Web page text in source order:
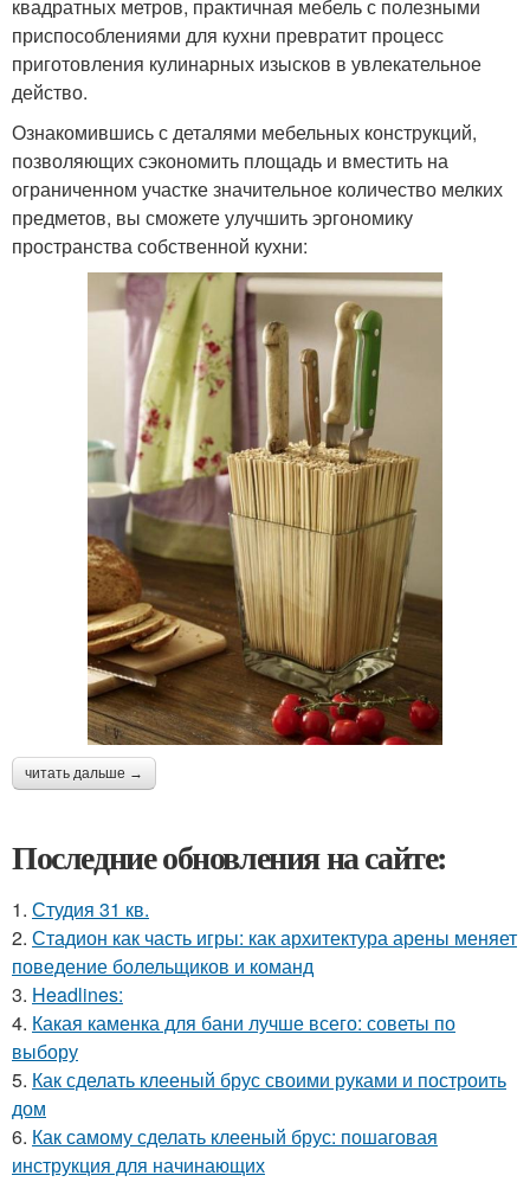
квадратных метров, практичная мебель с полезными
приспособлениями для кухни превратит процесс
приготовления кулинарных изысков в увлекательное
действо.
Ознакомившись с деталями мебельных конструкций,
позволяющих сэкономить площадь и вместить на
ограниченном участке значительное количество мелких
предметов, вы сможете улучшить эргономику
пространства собственной кухни:
читать дальше →
Последние обновления на сайте:
1. Студия 31 кв.
2. Стадион как часть игры: как архитектура арены меняет
поведение болельщиков и команд
3. Headlines:
4. Какая каменка для бани лучше всего: советы по
выбору
5. Как сделать клееный брус своими руками и построить
дом
6. Как самому сделать клееный брус: пошаговая
инструкция для начинающих